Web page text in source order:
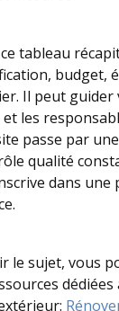
tableau
budget,
Il peut
les
passe par
qualité
dans une
le sujet, vous
dédiées